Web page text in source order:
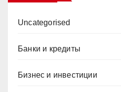
Uncategorised
Банки и кредиты
Бизнес и инвестиции